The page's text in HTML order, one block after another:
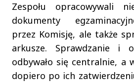
Zespołu opracowywali
dokumenty
przez Komisję, ale także
arkusze. Sprawdzanie i
odbywało się centralnie, a
dopiero po ich